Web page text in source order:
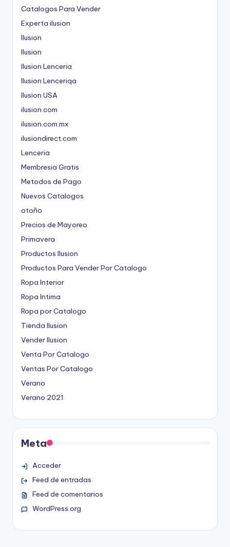
Catalogos Para Vender
Experta ilusion
Ilusion
Ilusion
Ilusion Lenceria
Ilusion Lenceriqa
Ilusion USA
ilusion.com
ilusion.com.mx
ilusiondirect.com
Lenceria
Membresia Gratis
Metodos de Pago
Nuevos Catalogos
otoño
Precios de Mayoreo
Primavera
Productos Ilusion
Productos Para Vender Por Catalogo
Ropa Interior
Ropa Intima
Ropa por Catalogo
Tienda Ilusion
Vender Ilusion
Venta Por Catalogo
Ventas Por Catalogo
Verano
Verano 2021
Meta
Acceder
Feed de entradas
Feed de comentarios
WordPress.org